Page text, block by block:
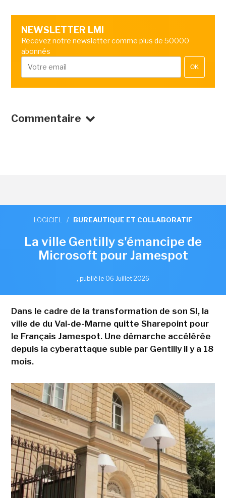
NEWSLETTER LMI
Recevez notre newsletter comme plus de 50000
abonnés
OK
Commentaire
LOGICIEL / BUREAUTIQUE ET COLLABORATIF
La ville Gentilly s'émancipe de
Microsoft pour Jamespot
, publié le 06 Juillet 2026
Dans le cadre de la transformation de son SI, la
ville de du Val-de-Marne quitte Sharepoint pour
le Français Jamespot. Une démarche accélérée
depuis la cyberattaque subie par Gentilly il y a 18
mois.